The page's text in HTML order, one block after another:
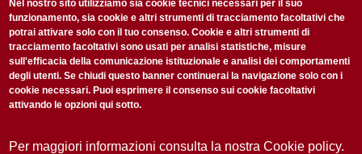
non perderti gli aggiornamenti della nostra newsletter
Accetto laPrivacy Policy
Nel nostro sito utilizziamo sia cookie tecnici necessari per il suo
funzionamento, sia cookie e altri strumenti di tracciamento facoltativi che
potrai attivare solo con il tuo consenso. Cookie e altri strumenti di
tracciamento facoltativi sono usati per analisi statistiche, misure
sull'efficacia della comunicazione istituzionale e analisi dei comportamenti
degli utenti. Se chiudi questo banner continuerai la navigazione solo con i
cookie necessari. Puoi esprimere il consenso sui cookie facoltativi
attivando le opzioni qui sotto.
Per maggiori informazioni consulta la nostra Cookie policy.